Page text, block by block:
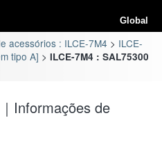
Global
acessórios : ILCE-7M4
ILCE-
tipo A]
ILCE-7M4 : SAL75300
Informações de